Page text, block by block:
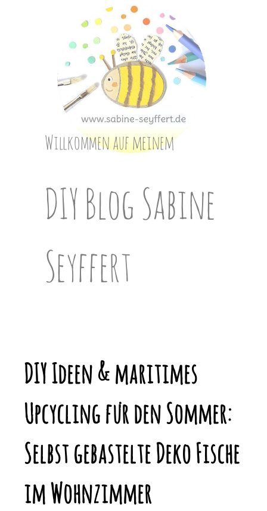
Willkommen auf meinem
DIY Blog Sabine
Seyffert
DIY Ideen & maritimes
Upcycling für den Sommer:
Selbst gebastelte Deko Fische
im Wohnzimmer